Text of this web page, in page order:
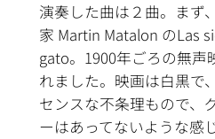
演奏した曲は２曲。まず
家 Martin Matalon のLas
gato。1900年ごろの無声
れました。映画は白黒で
センスな不条理もので、
ーはあってないような感じ